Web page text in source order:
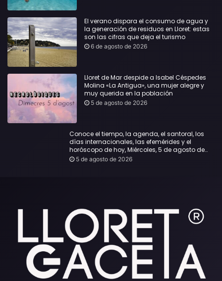
El verano dispara el consumo de agua y
la generación de residuos en Lloret: estas
son las cifras que deja el turismo
6 de agosto de 2026
Lloret de Mar despide a Isabel Céspedes
Molina «La Antigua», una mujer alegre y
muy querida en la población
5 de agosto de 2026
Conoce el tiempo, la agenda, el santoral, los
días internacionales, las efemérides y el
horóscopo de hoy, Miércoles, 5 de agosto de
2026:
5 de agosto de 2026